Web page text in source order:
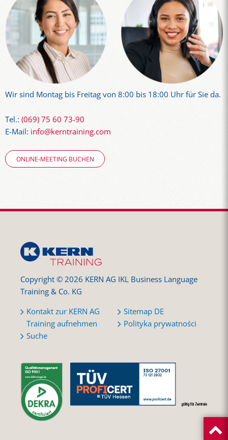
Wir sind Montag bis Freitag von 8:00 bis 18:00 Uhr für Sie da.
Tel.: (069) 75 60 73-90
E-Mail: info@kerntraining.com
ONLINE-MEETING BUCHEN
Copyright © 2026 KERN AG IKL Business Language
Training & Co. KG
Kontakt zur KERN AG
Training aufnehmen
Suche
Sitemap DE
Polityka prywatności